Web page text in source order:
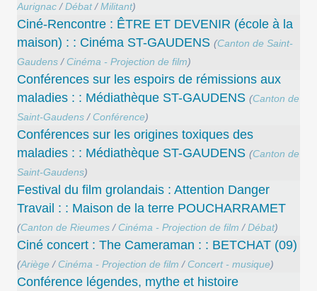
Aurignac/Débat/Militant)
Ciné-Rencontre : ÊTRE ET DEVENIR (école à la
maison) : : Cinéma ST-GAUDENS (Canton de Saint-
Gaudens/ Cinéma - Projection de film)
Conférences sur les espoirs de rémissions aux
maladies : : Médiathèque ST-GAUDENS (Canton de
Saint-Gaudens/ Conférence)
Conférences sur les origines toxiques des
maladies : : Médiathèque ST-GAUDENS (Canton de
Saint-Gaudens)
Festival du film grolandais : Attention Danger
Travail : : Maison de la terre POUCHARRAMET
(Canton de Rieumes/ Cinéma - Projection de film /Débat)
Ciné concert : The Cameraman : : BETCHAT (09)
(Ariège/ Cinéma - Projection de film / Concert - musique)
Conférence légendes,‭ ‬mythe et histoire